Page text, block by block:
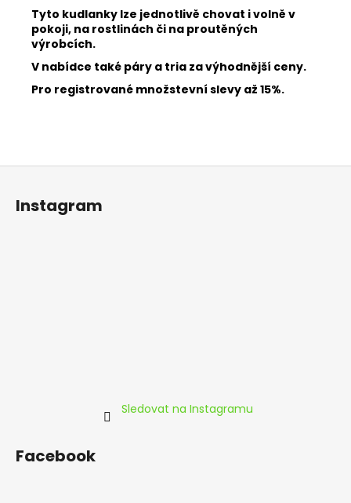
Tyto kudlanky lze jednotlivě chovat i volně v
pokoji, na rostlinách či na proutěných
výrobcích.
V nabídce také páry a tria za výhodnější ceny.
Pro registrované množstevní slevy až 15%.
Z
Instagram
Sledovat na Instagramu
Facebook